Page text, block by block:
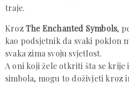
traje.
KrozThe Enchanted Symbols,
kao podsjetnik da svaki poklon
svaka zima svoju svjetlost.
A oni koji žele otkriti šta se krije
simbola, mogu to doživjeti kroz